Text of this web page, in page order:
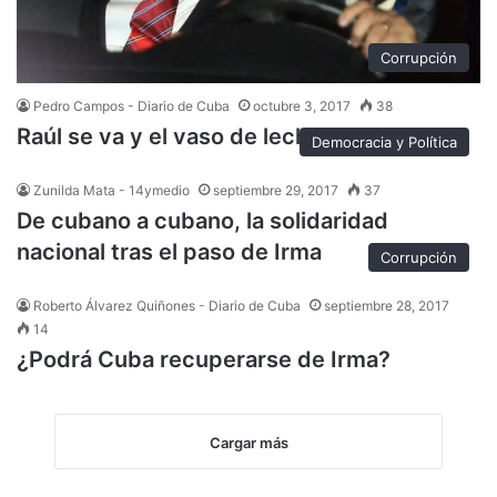
Corrupción
Pedro Campos - Diario de Cuba octubre 3, 2017 38
Raúl se va y el vaso de leche se aleja
Democracia y Política
Zunilda Mata - 14ymedio septiembre 29, 2017 37
De cubano a cubano, la solidaridad
nacional tras el paso de Irma
Corrupción
Roberto Álvarez Quiñones - Diario de Cuba
septiembre 28, 2017
14
¿Podrá Cuba recuperarse de Irma?
Cargar más